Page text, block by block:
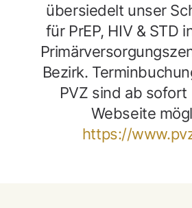
übersiedelt unser
für PrEP, HIV & STD
Bezirk.
PVZ sind ab sofort
Webseite
https://